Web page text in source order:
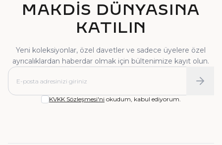
MAKDİS DÜNYASINA
KATILIN
Yeni koleksiyonlar, özel davetler ve sadece üyelere özel
ayrıcalıklardan haberdar olmak için bültenimize kayıt olun.
KVKK Sözleşmesi'ni okudum, kabul ediyorum.